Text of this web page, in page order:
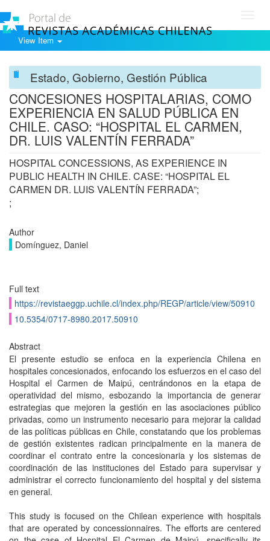
View Item
Estado, Gobierno, Gestión Pública
CONCESIONES HOSPITALARIAS, COMO
EXPERIENCIA EN SALUD PÚBLICA EN
CHILE. CASO: “HOSPITAL EL CARMEN,
DR. LUIS VALENTÍN FERRADA”
HOSPITAL CONCESSIONS, AS EXPERIENCE IN
PUBLIC HEALTH IN CHILE. CASE: “HOSPITAL EL
CARMEN DR. LUIS VALENTÍN FERRADA”;
;
Author
Domínguez, Daniel
Full text
https://revistaeggp.uchile.cl/index.php/REGP/article/view/50910
10.5354/0717-8980.2017.50910
Abstract
El presente estudio se enfoca en la experiencia Chilena en
hospitales concesionados, enfocando los esfuerzos en el caso del
Hospital el Carmen de Maipú, centrándonos en la etapa de
operatividad del mismo, esbozando la importancia de generar
estrategias que mejoren la gestión en las asociaciones público
privadas, como un instrumento necesario para mejorar la calidad
de las políticas públicas en Chile, constatando que los problemas
de gestión existentes radican principalmente en la manera de
coordinar el contrato entre la concesionaria y los sistemas de
coordinación de las instituciones del Estado para supervisar y
administrar el correcto funcionamiento del hospital y del sistema
en general.
This study is focused on the Chilean experience with hospitals
that are operated by concessionnaires. The efforts are centered